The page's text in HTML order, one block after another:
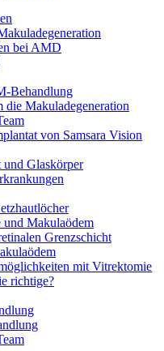
bei AMD
Behandlung
die Makuladegeneration
von Samsara Vision
und Glaskörper
und Makulaödem
Grenzschicht
mit Vitrektomie
richtige?